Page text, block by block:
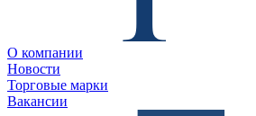
О компании
Новости
Торговые марки
Вакансии